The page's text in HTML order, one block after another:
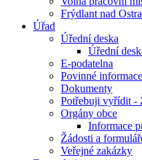
Frýdlant nad
Úřad
Úřední deska
Úřední
E-podatelna
Povinné informace
Dokumenty
Potřebuji vyřídit -
Orgány obce
Informace
Žádosti a
Veřejné zakázky